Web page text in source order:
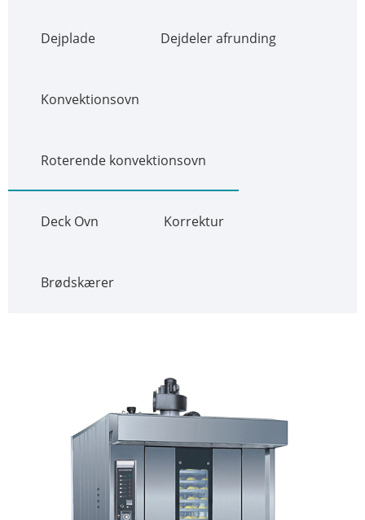
Dejplade Dejdeler afrunding
Konvektionsovn
Roterende konvektionsovn
Deck Ovn Korrektur
Brødskærer